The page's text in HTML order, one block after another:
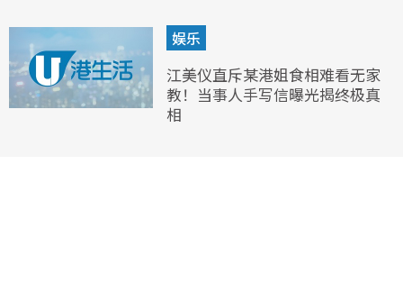
娱乐
江美仪直斥某港姐食相难看无家
教！当事人手写信曝光揭终极真
相